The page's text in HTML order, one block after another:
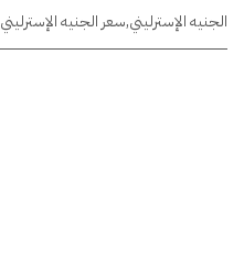
الجنيه الإسترليني,سعر الجنيه الإسترليني